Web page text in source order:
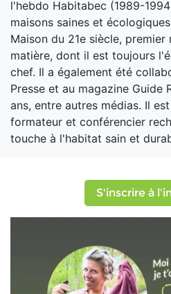
l'hebdo Habitabec (1989-
maisons saines et
Maison du 21e siècle,
matière, dont il est toujours
chef. Il a également été
Presse et au magazine Guide
ans, entre autres médias. Il
formateur et conférencier
touche à l'habitat sain et
S'inscrire à